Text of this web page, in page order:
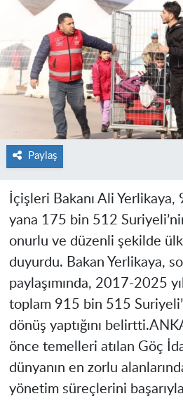
Paylaş
İçişleri Bakanı Ali Yerlikaya,
yana 175 bin 512
onurlu ve düzenli şekilde
duyurdu. Bakan Yerlikaya,
paylaşımında, 2017-2025
toplam 915 bin 515
dönüş yaptığını belirtti.
önce temelleri atılan Göç
dünyanın en zorlu
yönetim süreçlerini
Resmi İlanlar
Haber Arşivi